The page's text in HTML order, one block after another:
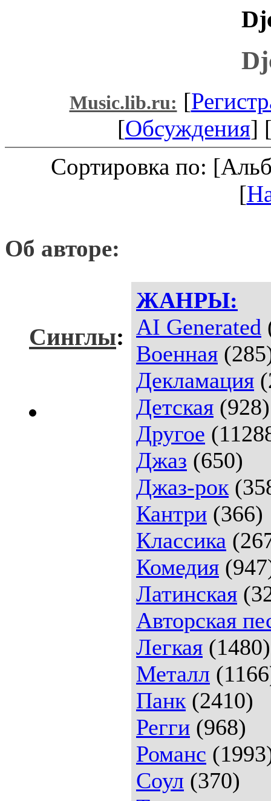
Music.lib.ru: [
[Обсуждения]
Сортировка по:
[
Об авторе:
ЖАНРЫ:
AI Generated
Военная
Декламация
Детская (928)
Другое
Джаз (650)
Джаз-рок
Кантри (366)
Классика
Комедия
Латинская
Авторская
Легкая (1480)
Металл
Панк (2410)
Регги (968)
Романс
Соул (370)
Синглы: